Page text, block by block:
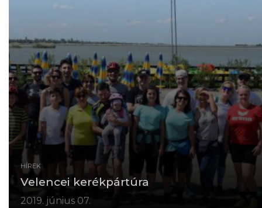
HÍREK
Velencei kerékpártúra
2019. június 07.